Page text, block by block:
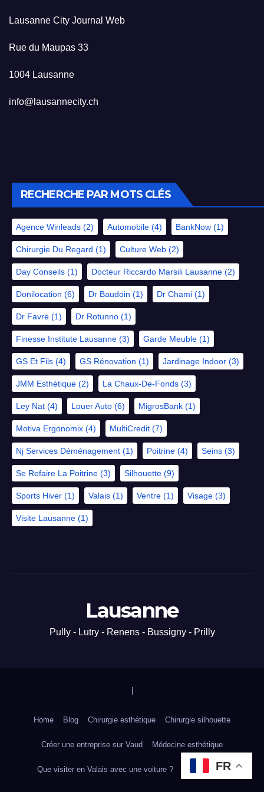
Lausanne City Journal Web
Rue du Maupas 33
1004 Lausanne
info@lausannecity.ch
RECHERCHE PAR MOTS CLÉS
Agence Winleads (2) Automobile (4) BankNow (1)
Chirurgie Du Regard (1) Culture Web (2)
Day Conseils (1) Docteur Riccardo Marsili Lausanne (2)
Donilocation (6) Dr Baudoin (1) Dr Chami (1)
Dr Favre (1) Dr Rotunno (1)
Finesse Institute Lausanne (3) Garde Meuble (1)
GS Et Fils (4) GS Rénovation (1) Jardinage Indoor (3)
JMM Esthétique (2) La Chaux-De-Fonds (3)
Ley Nat (4) Louer Auto (6) MigrosBank (1)
Motiva Ergonomix (4) MultiCredit (7)
Nj Services Déménagement (1) Poitrine (4) Seins (3)
Se Refaire La Poitrine (3) Silhouette (9)
Sports Hiver (1) Valais (1) Ventre (1) Visage (3)
Visite Lausanne (1)
Lausanne
Pully - Lutry - Renens - Bussigny - Prilly
Home Blog Chirurgie esthétique Chirurgie silhouette
Créer une entreprise sur Vaud Médecine esthétique
Que visiter en Valais avec une voiture ? Tourisme VD
FR